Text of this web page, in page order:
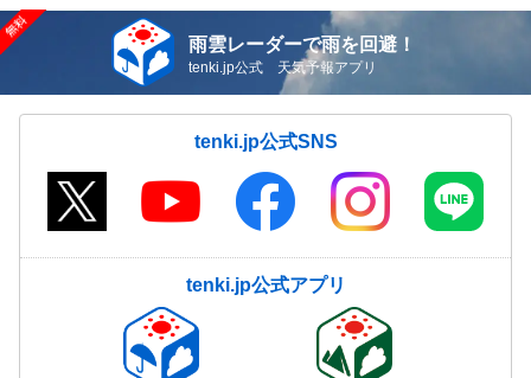
雨雲レーダーで雨を回避！
tenki.jp公式 天気予報アプリ
tenki.jp公式SNS
tenki.jp公式アプリ